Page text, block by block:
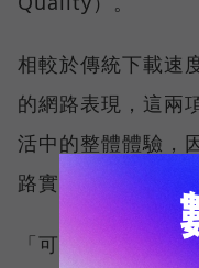
相較於傳統下載速
的網路表現，這兩
活中的整體體驗，
路實力、最難取得
「可靠性體驗」